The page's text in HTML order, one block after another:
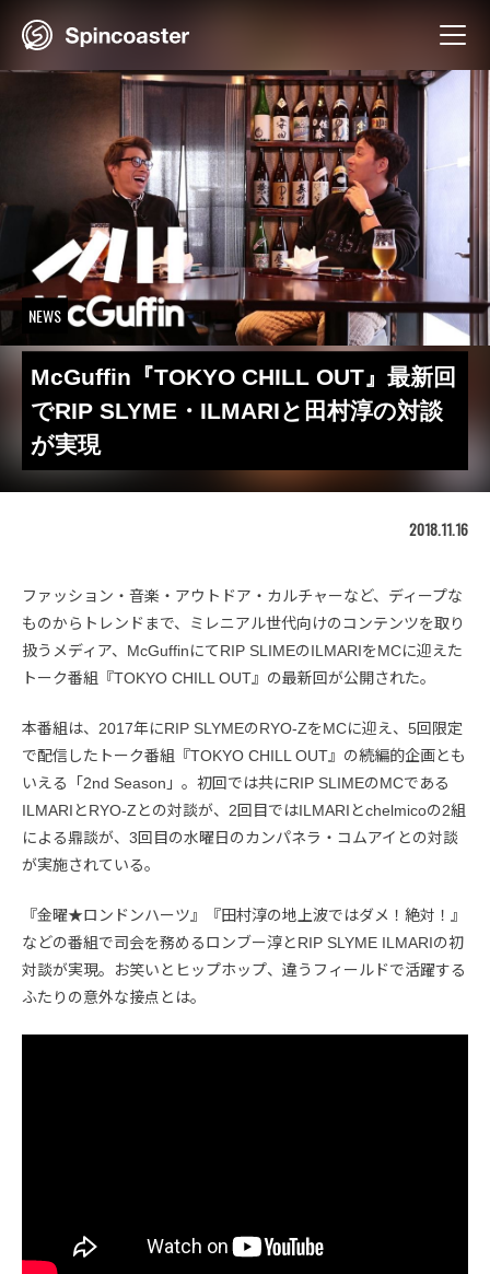
NEWS
McGuffin『TOKYO CHILL OUT』最新回
でRIP SLYME・ILMARIと田村淳の対談
が実現
2018.11.16
ファッション・音楽・アウトドア・カルチャーなど、ディープな
ものからトレンドまで、ミレニアル世代向けのコンテンツを取り
扱うメディア、McGuffinにてRIP SLIMEのILMARIをMCに迎えた
トーク番組『TOKYO CHILL OUT』の最新回が公開された。
本番組は、2017年にRIP SLYMEのRYO-ZをMCに迎え、5回限定
で配信したトーク番組『TOKYO CHILL OUT』の続編的企画とも
いえる「2nd Season」。初回では共にRIP SLIMEのMCである
ILMARIとRYO-Zとの対談が、2回目ではILMARIとchelmicoの2組
による鼎談が、3回目の水曜日のカンパネラ・コムアイとの対談
が実施されている。
『金曜★ロンドンハーツ』『田村淳の地上波ではダメ！絶対！』
などの番組で司会を務めるロンブー淳とRIP SLYME ILMARIの初
対談が実現。お笑いとヒップホップ、違うフィールドで活躍する
ふたりの意外な接点とは。